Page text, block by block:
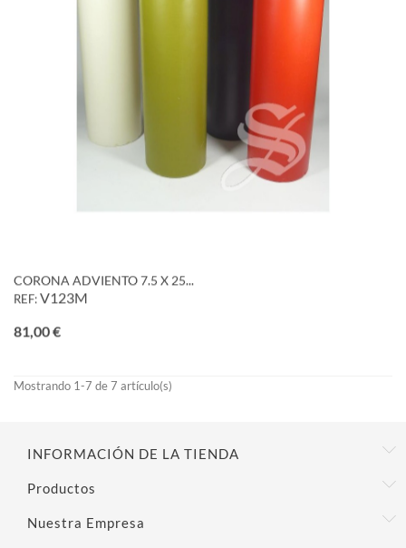
CORONA ADVIENTO 7.5 X 25...
REF:V123M
81,00 €Precio
Mostrando 1-7 de 7 artículo(s)
INFORMACIÓN DE LA TIENDA
Productos
Nuestra Empresa